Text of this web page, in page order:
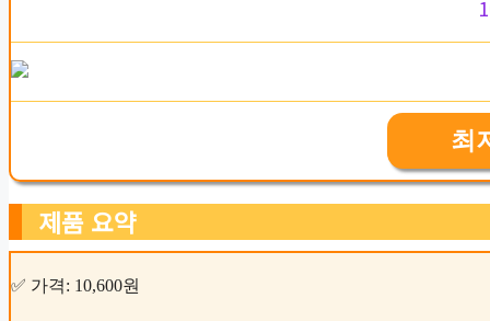
최
제품 요약
✅ 가격: 10,600원